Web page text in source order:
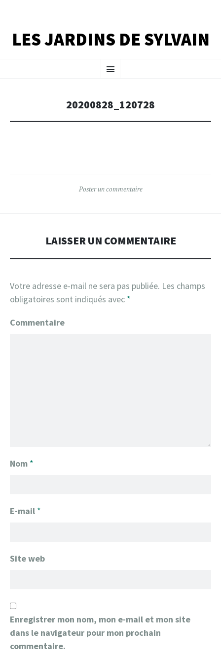
LES JARDINS DE SYLVAIN
Menu
AU
20200828_120728
Poster un commentaire
LAISSER UN COMMENTAIRE
Votre adresse e-mail ne sera pas publiée. Les champs
obligatoires sont indiqués avec *
Commentaire
Nom *
E-mail *
Site web
Enregistrer mon nom, mon e-mail et mon site
dans le navigateur pour mon prochain
commentaire.